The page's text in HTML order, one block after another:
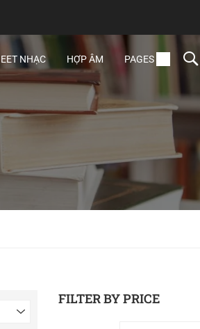
NHẠC HỢP ÂM PAGES
FILTER BY PRICE